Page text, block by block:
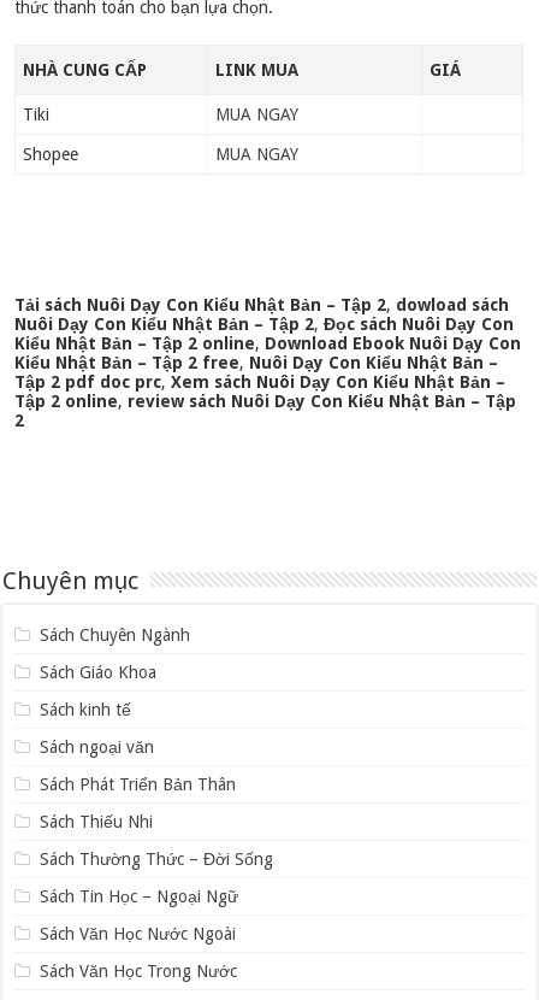
thức thanh toán cho bạn lựa chọn.
NHÀ CUNG CẤP LINK MUA GIÁ
Tiki MUA NGAY
Shopee MUA NGAY
Tải sách Nuôi Dạy Con Kiểu Nhật Bản – Tập 2, dowload sách
Nuôi Dạy Con Kiểu Nhật Bản – Tập 2,Đọc sách Nuôi Dạy Con
Kiểu Nhật Bản – Tập 2 online, Download Ebook Nuôi Dạy Con
Kiểu Nhật Bản – Tập 2 free, Nuôi Dạy Con Kiểu Nhật Bản –
Tập 2 pdf doc prc,Xem sách Nuôi Dạy Con Kiểu Nhật Bản –
Tập 2 online, review sách Nuôi Dạy Con Kiểu Nhật Bản – Tập
2
Chuyên mục
Sách Chuyên Ngành
Sách Giáo Khoa
Sách kinh tế
Sách ngoại văn
Sách Phát Triển Bản Thân
Sách Thiếu Nhi
Sách Thường Thức – Đời Sống
Sách Tin Học – Ngoại Ngữ
Sách Văn Học Nước Ngoài
Sách Văn Học Trong Nước